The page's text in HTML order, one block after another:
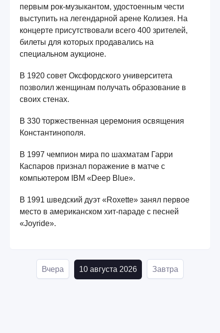
первым рок-музыкантом, удостоенным чести
выступить на легендарной арене Колизея. На
концерте присутствовали всего 400 зрителей,
билеты для которых продавались на
специальном аукционе.
В 1920 совет Оксфордского университета
позволил женщинам получать образование в
своих стенах.
В 330 торжественная церемония освящения
Константинополя.
В 1997 чемпион мира по шахматам Гарри
Каспаров признал поражение в матче с
компьютером IBM «Deep Blue».
В 1991 шведский дуэт «Roxette» занял первое
место в американском хит-параде с песней
«Joyride».
Вчера 10 августа 2026 Завтра